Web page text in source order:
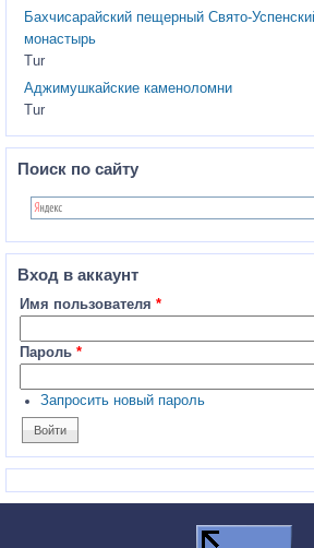
Бахчисарайский пещерный Свято-
монастырь
Tur
Аджимушкайские каменоломни
Tur
Поиск по сайту
Вход в аккаунт
Имя пользователя *
Пароль *
Запросить новый пароль